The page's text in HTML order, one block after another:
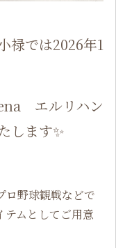
禄では2026年1
エルリハン
します✨
ロ野球観戦などで
テムとしてご用意